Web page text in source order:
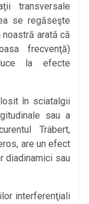
transversale
se regăseşte
arată că
frecvenţă)
la efecte
în sciatalgii
sau a
Träbert,
are un efect
diadinamici sau
interferenţiali